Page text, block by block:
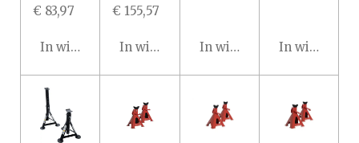
€ 83,97
In winkelwagen
€ 155,57
In winkelwagenIn winkelwagen
In